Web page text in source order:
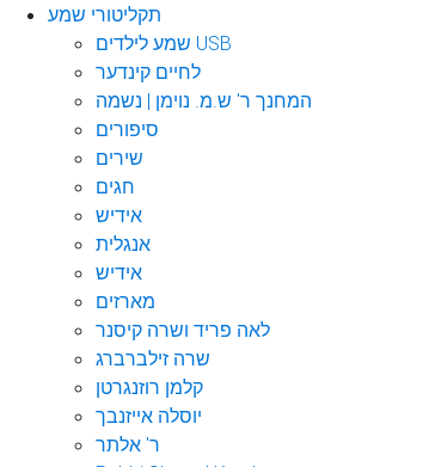
תקליטורי שמע
שמע לילדים USB
לחיים קינדער
המחנך ר' ש.מ. נוימן | נשמה
סיפורים
שירים
חגים
אידיש
אנגלית
אידיש
מארזים
לאה פריד ושרה קיסנר
שרה זילברברג
קלמן רוזנגרטן
יוסלה אייזנבך
ר' אלתר